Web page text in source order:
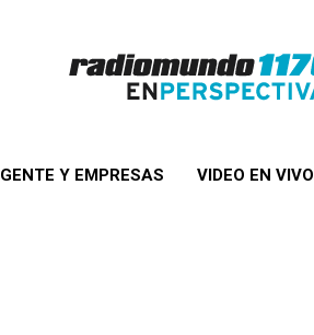
GENTE Y EMPRESAS VIDEO EN VIVO